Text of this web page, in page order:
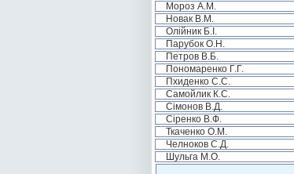
Мороз А.М.
Новак В.М.
Олійник Б.І.
Парубок О.Н.
Петров В.Б.
Пономаренко Г.Г.
Пхиденко С.С.
Самойлик К.С.
Сімонов В.Д.
Сіренко В.Ф.
Ткаченко О.М.
Челноков С.Д.
Шульга М.О.